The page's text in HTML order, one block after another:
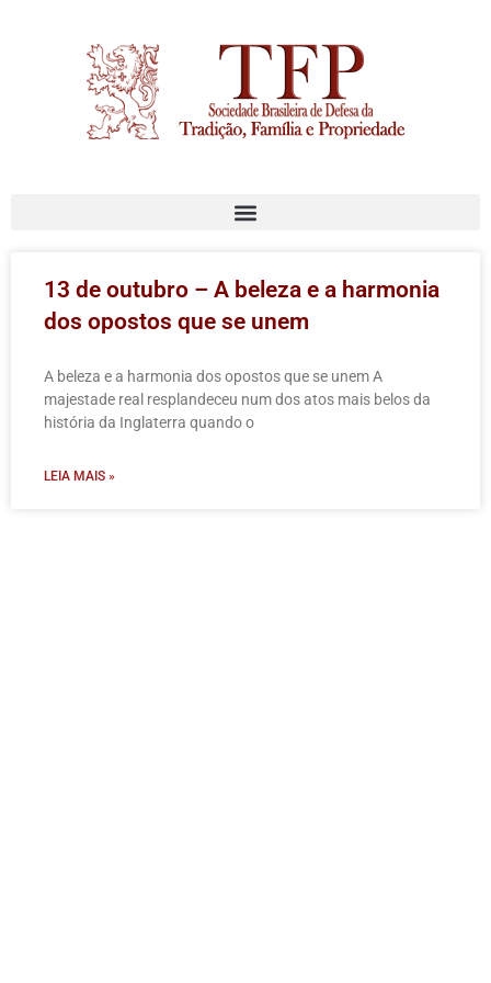
13 de outubro – A beleza e a harmonia
dos opostos que se unem
A beleza e a harmonia dos opostos que se unem A
majestade real resplandeceu num dos atos mais belos da
história da Inglaterra quando o
LEIA MAIS »